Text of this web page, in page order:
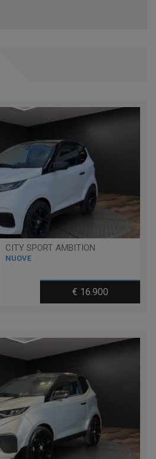
CITY SPORT AMBITION
NUOVE
€ 16.900